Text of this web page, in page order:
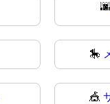
🌆
🎠
🎪